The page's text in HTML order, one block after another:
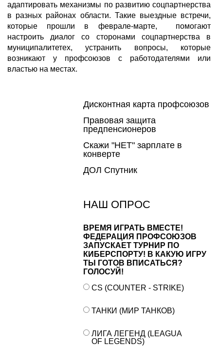
адаптировать механизмы по развитию соцпартнерства
в разных районах области. Такие выездные встречи,
которые прошли в феврале-марте, помогают
настроить диалог со сторонами соцпартнерства в
муниципалитетех, устранить вопросы, которые
возникают у профсоюзов с работодателями или
властью на местах.
Дисконтная карта профсоюзов
Правовая защита
предпенсионеров
Скажи "НЕТ" зарплате в
конверте
ДОЛ Спутник
НАШ ОПРОС
ВРЕМЯ ИГРАТЬ ВМЕСТЕ!
ФЕДЕРАЦИЯ ПРОФСОЮЗОВ
ЗАПУСКАЕТ ТУРНИР ПО
КИБЕРСПОРТУ! В КАКУЮ ИГРУ
ТЫ ГОТОВ ВПИСАТЬСЯ?
ГОЛОСУЙ!
CS (COUNTER - STRIKE)
ТАНКИ (МИР ТАНКОВ)
ЛИГА ЛЕГЕНД (LEAGUA
OF LEGENDS)